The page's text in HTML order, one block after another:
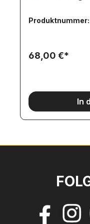
Produktnummer:
68,00 €*
In